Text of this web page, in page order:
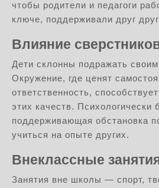
чтобы родители и педагоги
ключе, поддерживали друг
Влияние
Дети склонны подражать
Окружение, где ценят
ответственность,
этих качеств. Психологически
поддерживающая обстановка
учиться на опыте других.
Внеклассные
Занятия вне школы — спорт,